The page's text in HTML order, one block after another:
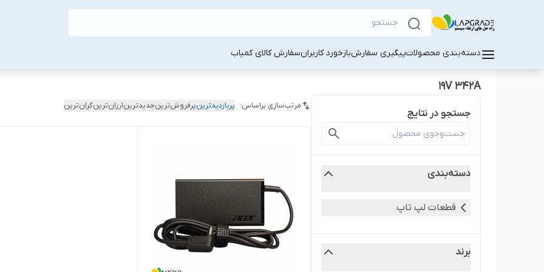
دسته‌بندی محصولاتپیگیری سفارشبازخورد کاربرانسفارش کالا‌ی کمیاب
19V 342A
جستجو در نتایج
دسته‌بندی
قطعات لپ‌ تاپ
برند
مرتب‌سازی براساس: پربازدیدترینپرفروش‌ترینجدیدترینارزان‌ترینگران‌ترین